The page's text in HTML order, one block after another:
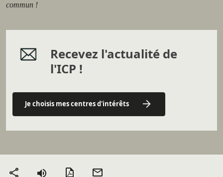
commun !
Recevez l'actualité de
l'ICP !
Je choisis mes centres d'intérêts
Partager Version PDF